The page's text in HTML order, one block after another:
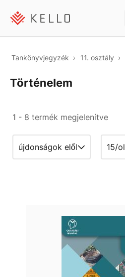
Tankönyvjegyzék 11. osztály
Történelem
1 - 8 termék megjelenítve